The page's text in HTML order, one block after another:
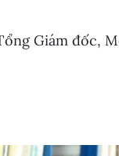
Giám đốc,